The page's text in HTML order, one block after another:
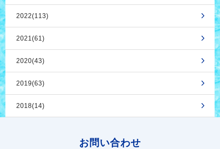
2022(113)
2021(61)
2020(43)
2019(63)
2018(14)
お問い合わせ